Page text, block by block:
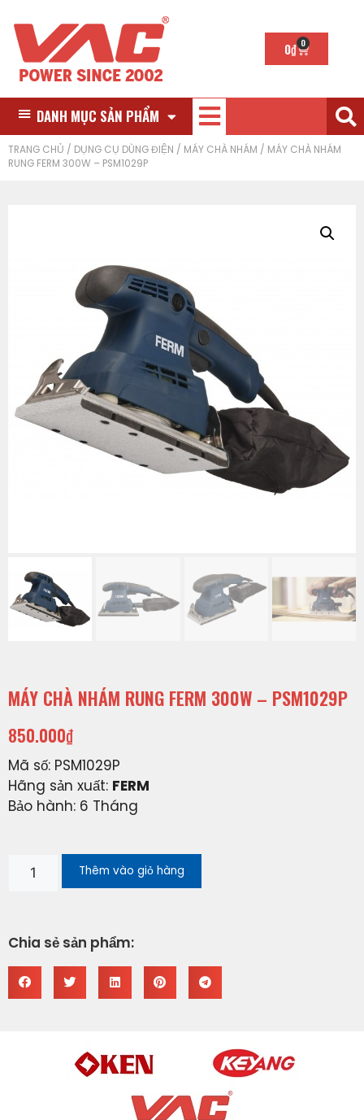
0₫ 0
DANH MỤC SẢN PHẨM
TRANG CHỦ / DỤNG CỤ DÙNG ĐIỆN / MÁY CHÀ NHÁM / MÁY CHÀ NHÁM
RUNG FERM 300W – PSM1029P
MÁY CHÀ NHÁM RUNG FERM 300W – PSM1029P
850.000₫
Mã số: PSM1029P
Hãng sản xuất: FERM
Bảo hành: 6 Tháng
Thêm vào giỏ hàng
Chia sẻ sản phẩm: